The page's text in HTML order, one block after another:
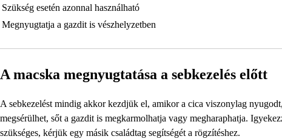
Szükség esetén azonnal használható
Megnyugtatja a gazdit is vészhelyzetben
A macska megnyugtatása a sebkezelés előtt
A sebkezelést mindig akkor kezdjük el, amikor a cica viszonylag
megsérülhet, sőt a gazdit is megkarmolhatja vagy megharaphatja.
szükséges, kérjük egy másik családtag segítségét a rögzítéshez.